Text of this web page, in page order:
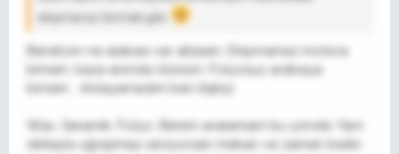
Beratcım ne alakası var allasen. Ekipmansız motora
binsen, kaza anında ölürsün. Folyosuz arabaya
binsen... Anlayamadım ben ilişkiyi.
Wax, Seramik, Folyo. Benim sıralamam bu yönde. Yani
detayla uğraşmayı seviyorsan mekan ve zaman kısıtın